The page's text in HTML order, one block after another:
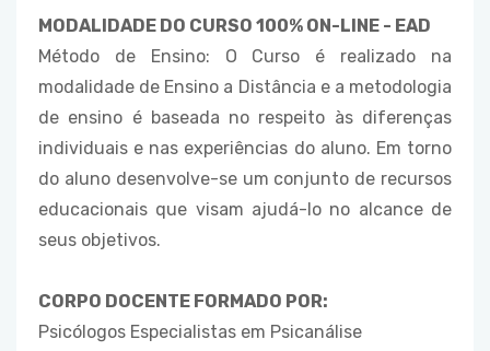
MODALIDADE DO CURSO 100% ON-LINE - EAD
Método de Ensino: O Curso é realizado na
modalidade de Ensino a Distância e a metodologia
de ensino é baseada no respeito às diferenças
individuais e nas experiências do aluno. Em torno
do aluno desenvolve-se um conjunto de recursos
educacionais que visam ajudá-lo no alcance de
seus objetivos.
CORPO DOCENTE FORMADO POR:
Psicólogos Especialistas em Psicanálise